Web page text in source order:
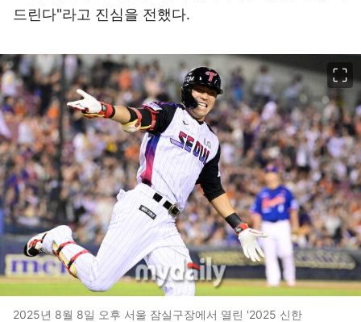
드린다"라고 진심을 전했다.
2025년 8월 8일 오후 서울 잠실구장에서 열린 '2025 신한